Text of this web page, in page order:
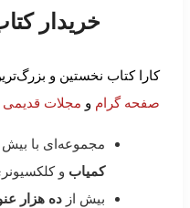
خریدار
کارا کتاب نخستین و
صفحه گرام و مجلات قدیمی
مجموعه‌ای با بیش
کمیاب و
بیش از ده هزار